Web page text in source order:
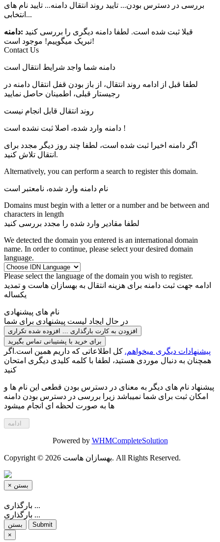
بررسی در دسترس بودن... تایید روند انتقال دامنه... تایید نام های
انتخابی...
قبلا ثبت شده است. لطفا دامنه دیگری را بررسی کنید :دامنه
تبریک میگوییم!موجود است!
Contact Us
دامنه شما واجد شرایط انتقال است
لطفا قبل از ادامه روند انتقال، از باز بودن قفل انتقال دامنه در
رجیستار قبلی، اطمینان حاصل نمایید
روند انتقال قابل انجام نیست
دامنه وارد شده، اصلا ثبت نشده است !
اگر دامنه اخیرا ثبت شده است، لطفا چند روز دیگر مجدد برای
انتقال تلاش کنید.
Alternatively, you can perform a search to register this domain.
نام دامنه وارد شده، نامعتبر است
Domains must begin with a letter or a numberand be between and
characters in length
لطفا مقادیر وارد شده را مجدد بررسی کنید
We detected the domain you entered is an international domain
name. In order to continue, please select your desired domain
language.
Please select the language of the domain you wish to register.
ادامه جهت ثبت دامنه برای هزینه انتقال به بهسازان هاست و تمدید
یکساله
نام های پیشنهادی
در حال ایجاد لیست پیشنهادی برای شما
افزودن به کارت بارگذاری ... افزوده شده تکراری
برای خرید با پشتیبانی تماس بگیرید
پیشنهادات دیگری میخواهم. کل اطلاعاتی که داریم همین است.اگر
همچنان به دنبال موردی هستید، لطفا با کلمه کلیدی دیگری امتحان
کنید
پیشنهاد نام های دیگر به معنای در دسترس بودن قطعی این نام ها و
امکان ثبت برای شما نمیباشد زیرا بررسی در دسترس بودن دامنه
ها به صورت لحظه ای انجام میشود
Powered by WHMCompleteSolution
Copyright © 2026 بهسازان هاست. All Rights Reserved.
× بستن
بارگذاری ...
بارگذاری ...
بستن
Submit
×